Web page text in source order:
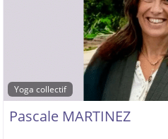
Yoga collectif
Pascale MARTINEZ